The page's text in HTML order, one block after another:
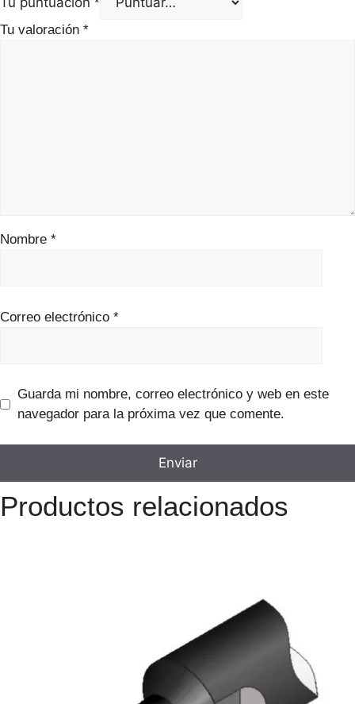
Tu valoración *
Nombre *
Correo electrónico *
Guarda mi nombre, correo electrónico y web en este
navegador para la próxima vez que comente.
Productos relacionados